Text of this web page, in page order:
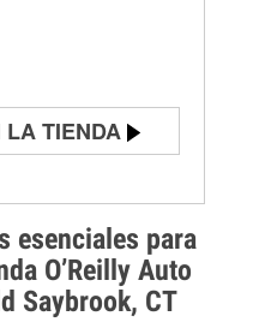
esenciales para
O’Reilly Auto
Saybrook, CT
LA TIENDA
y
Engine"